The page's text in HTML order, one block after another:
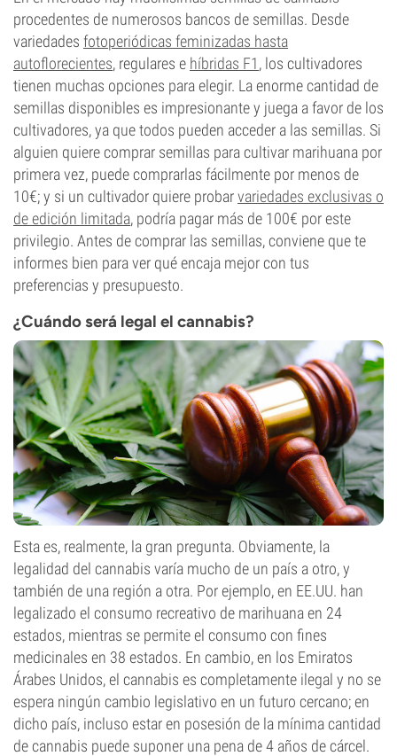
procedentes de numerosos bancos de semillas. Desde
variedades fotoperiódicas feminizadas hasta
autoflorecientes, regulares e híbridas F1, los cultivadores
tienen muchas opciones para elegir. La enorme cantidad de
semillas disponibles es impresionante y juega a favor de los
cultivadores, ya que todos pueden acceder a las semillas. Si
alguien quiere comprar semillas para cultivar marihuana por
primera vez, puede comprarlas fácilmente por menos de
10€; y si un cultivador quiere probarvariedades exclusivas o
de edición limitada, podría pagar más de 100€ por este
privilegio. Antes de comprar las semillas, conviene que te
informes bien para ver qué encaja mejor con tus
preferencias y presupuesto.
¿Cuándo será legal el cannabis?
Esta es, realmente, la gran pregunta. Obviamente, la
legalidad del cannabis varía mucho de un país a otro, y
también de una región a otra. Por ejemplo, en EE.UU. han
legalizado el consumo recreativo de marihuana en 24
estados, mientras se permite el consumo con fines
medicinales en 38 estados. En cambio, en los Emiratos
Árabes Unidos, el cannabis es completamente ilegal y no se
espera ningún cambio legislativo en un futuro cercano; en
dicho país, incluso estar en posesión de la mínima cantidad
de cannabis puede suponer una pena de 4 años de cárcel.